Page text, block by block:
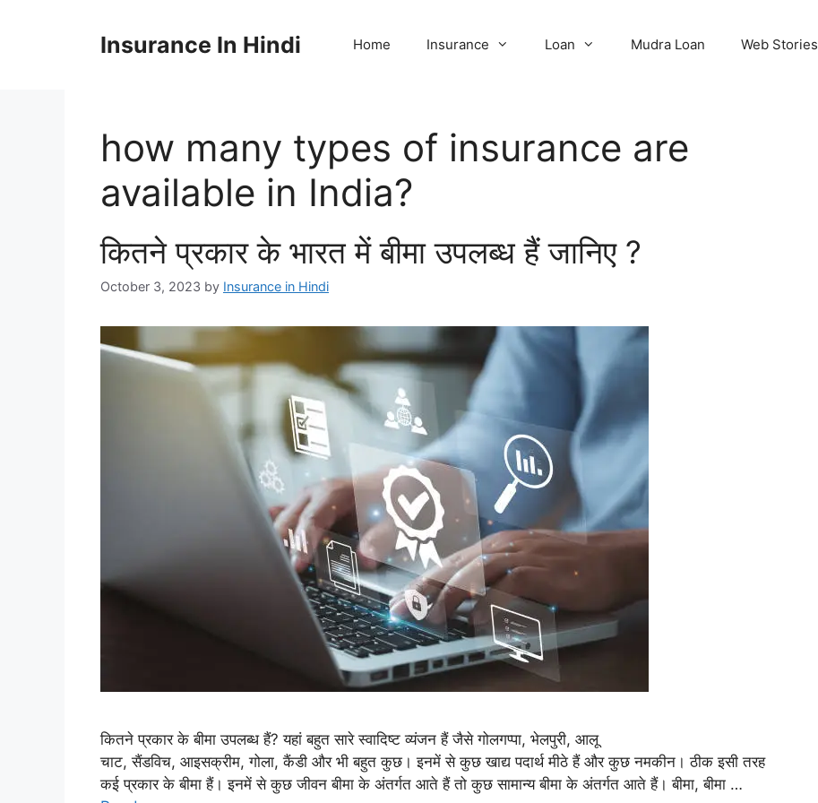
Insurance In Hindi Home Insurance Loan Mudra Loan Web Stories
how many types of insurance are
available in India?
कितने प्रकार के भारत में बीमा उपलब्ध हैं जानिए ?
October 3, 2023 by Insurance in Hindi
कितने प्रकार के बीमा उपलब्ध हैं? यहां बहुत सारे स्वादिष्ट व्यंजन हैं जैसे गोलगप्पा, भेलपुरी, आलू
चाट, सैंडविच, आइसक्रीम, गोला, कैंडी और भी बहुत कुछ। इनमें से कुछ खाद्य पदार्थ मीठे हैं और कुछ नमकीन। ठीक इसी तरह
कई प्रकार के बीमा हैं। इनमें से कुछ जीवन बीमा के अंतर्गत आते हैं तो कुछ सामान्य बीमा के अंतर्गत आते हैं। बीमा, बीमा …